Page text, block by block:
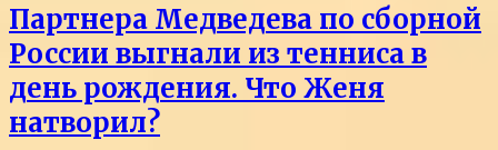
Партнера Медведева по сборной
России выгнали из тенниса в
день рождения. Что Женя
натворил?